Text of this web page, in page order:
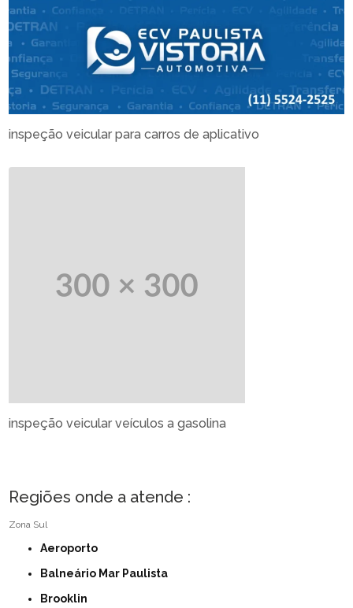
inspeção veicular para carros de aplicativo
inspeção veicular veículos a gasolina
Regiões onde a atende :
Zona Sul
Aeroporto
Balneário Mar Paulista
Brooklin